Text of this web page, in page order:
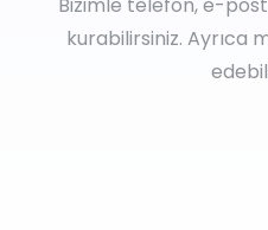
kurabilirsiniz. Ayrıca